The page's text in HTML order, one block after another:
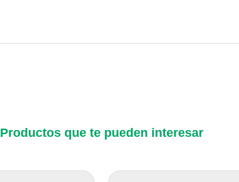
Productos que te pueden interesar